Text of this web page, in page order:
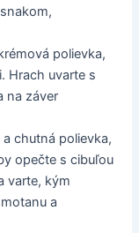
polievka,
Hrach uvarte s
na záver
chutná polievka,
opečte s cibuľou
varte, kým
a